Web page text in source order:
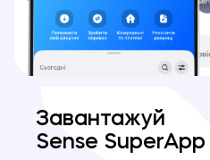
Завантажуй
Sense SuperApp